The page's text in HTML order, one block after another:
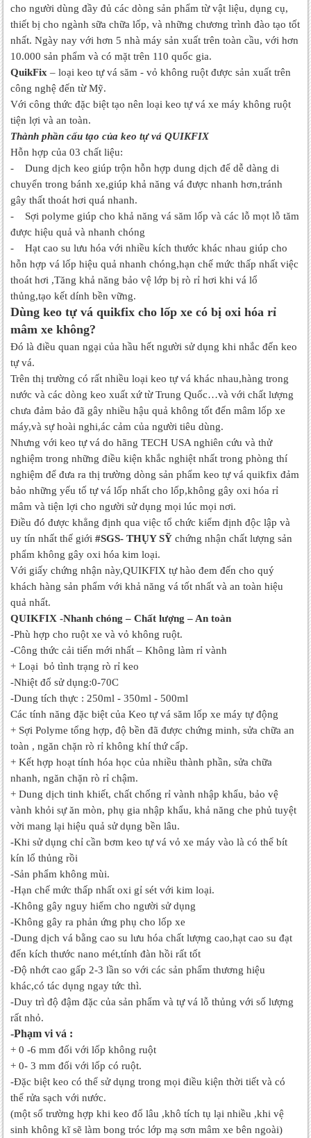
cho người dùng đầy đủ các dòng sản phẩm từ vật liệu, dụng cụ,
thiết bị cho ngành sữa chữa lốp, và những chương trình đào tạo tốt
nhất. Ngày nay với hơn 5 nhà máy sản xuất trên toàn cầu, với hơn
10.000 sản phẩm và có mặt trên 110 quốc gia.
QuikFix – loại keo tự vá săm - vỏ không ruột được sản xuất trên
công nghệ đến từ Mỹ.
Với công thức đặc biệt tạo nên loại keo tự vá xe máy không ruột
tiện lợi và an toàn.
Thành phần cấu tạo của keo tự vá QUIKFIX
Hỗn hợp của 03 chất liệu:
- Dung dịch keo giúp trộn hỗn hợp dung dịch để dễ dàng di
chuyển trong bánh xe,giúp khả năng vá được nhanh hơn,tránh
gây thất thoát hơi quá nhanh.
- Sợi polyme giúp cho khả năng vá săm lốp và các lỗ mọt lỗ tăm
được hiệu quả và nhanh chóng
- Hạt cao su lưu hóa với nhiều kích thước khác nhau giúp cho
hỗn hợp vá lốp hiệu quả nhanh chóng,hạn chế mức thấp nhất việc
thoát hơi ,Tăng khả năng bảo vệ lớp bị rò rỉ hơi khi vá lổ
thủng,tạo kết dính bền vững.
Dùng keo tự vá quikfix cho lốp xe có bị oxi hóa rỉ
mâm xe không?
Đó là điều quan ngại của hầu hết người sử dụng khi nhắc đến keo
tự vá.
Trên thị trường có rất nhiều loại keo tự vá khác nhau,hàng trong
nước và các dòng keo xuất xứ từ Trung Quốc…và với chất lượng
chưa đảm bảo đã gây nhiều hậu quả không tốt đến mâm lốp xe
máy,và sự hoài nghi,ác cảm của người tiêu dùng.
Nhưng với keo tự vá do hãng TECH USA nghiên cứu và thử
nghiệm trong những điều kiện khắc nghiệt nhất trong phòng thí
nghiệm để đưa ra thị trường dòng sản phẩm keo tự vá quikfix đảm
bảo những yếu tố tự vá lốp nhất cho lốp,không gây oxi hóa rỉ
mâm và tiện lợi cho người sử dụng mọi lúc mọi nơi.
Điều đó được khẳng định qua việc tổ chức kiểm định độc lập và
uy tín nhất thế giới #SGS- THỤY SỸ chứng nhận chất lượng sản
phẩm không gây oxi hóa kim loại.
Với giấy chứng nhận này,QUIKFIX tự hào đem đến cho quý
khách hàng sản phẩm với khả năng vá tốt nhất và an toàn hiệu
quả nhất.
​QUIKFIX -Nhanh chóng – Chất lượng – An toàn
-Phù hợp cho ruột xe và vỏ không ruột.
-Công thức cải tiến mới nhất – Không làm rỉ vành
+ Loại bỏ tình trạng rò rỉ keo
-Nhiệt đổ sử dụng:0-70C
-Dung tích thực : 250ml - 350ml - 500ml
Các tính năng đặc biệt của Keo tự vá săm lốp xe máy tự động
+ Sợi Polyme tổng hợp, độ bền đã được chứng minh, sửa chữa an
toàn , ngăn chặn rò rỉ không khí thứ cấp.
+ Kết hợp hoạt tính hóa học của nhiều thành phần, sửa chữa
nhanh, ngăn chặn rò rỉ chậm.
+ Dung dịch tinh khiết, chất chống rỉ vành nhập khẩu, bảo vệ
vành khỏi sự ăn mòn, phụ gia nhập khẩu, khả năng che phủ tuyệt
vời mang lại hiệu quả sử dụng bền lâu.
-Khi sử dụng chỉ cần bơm keo tự vá vỏ xe máy vào là có thể bít
kín lổ thủng rồi
-Sản phẩm không mùi.
-Hạn chế mức thấp nhất oxi gỉ sét với kim loại.
-Không gây nguy hiểm cho người sử dụng
-Không gây ra phản ứng phụ cho lốp xe
-Dung dịch vá bằng cao su lưu hóa chất lượng cao,hạt cao su đạt
đến kích thước nano mét,tính đàn hồi rất tốt
-Độ nhớt cao gấp 2-3 lần so với các sản phẩm thương hiệu
khác,có tác dụng ngay tức thì.
-Duy trì độ đậm đặc của sản phẩm và tự vá lỗ thủng với số lượng
rất nhỏ.
-Phạm vi vá :
+ 0 -6 mm đối với lốp không ruột
+ 0- 3 mm đối với lốp có ruột.
-Đặc biệt keo có thể sử dụng trong mọi điều kiện thời tiết và có
thể rửa sạch với nước.
(một số trường hợp khi keo đổ lâu ,khô tích tụ lại nhiều ,khi vệ
sinh không kĩ sẽ làm bong tróc lớp mạ sơn mâm xe bên ngoài)